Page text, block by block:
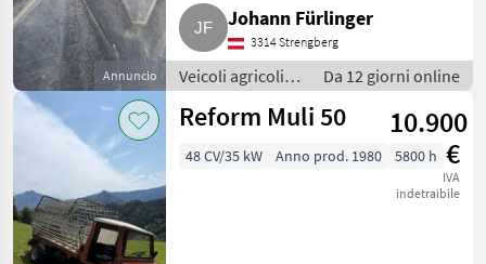
Annuncio
Johann Fürlinger
3314 Strengberg
Veicoli agricoli a
motore / Carri a
motore
Da 12 giorni online
Reform Muli 50
10.900
€
IVA
indetraibile
48 CV/35 kW Anno prod. 1980 5800 h